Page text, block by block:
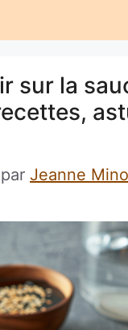
sur la
par Jeanne